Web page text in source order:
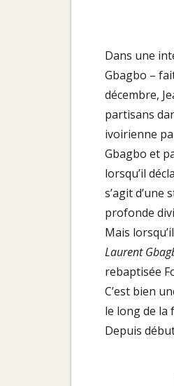
Dans une
Gbagbo –
décembre,
partisans
ivoirienne
Gbagbo et
lorsqu’il
s’agit d’une
profonde
Mais
Laurent
rebaptisée
C’est bien
le long de la
Depuis